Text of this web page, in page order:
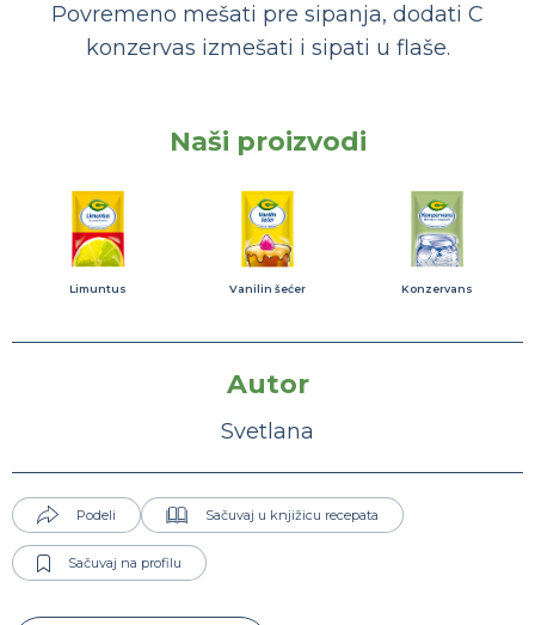
Povremeno mešati pre sipanja, dodati C
konzervas izmešati i sipati u flaše.
Naši proizvodi
Limuntus Vanilin šećer Konzervans
Autor
Svetlana
Podeli Sačuvaj u knjižicu recepata
Sačuvaj na profilu